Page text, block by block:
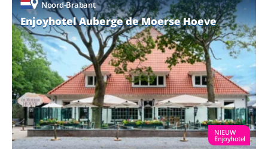
Noord-Brabant
Enjoyhotel Auberge de Moerse Hoeve
NIEUW
Enjoyhotel